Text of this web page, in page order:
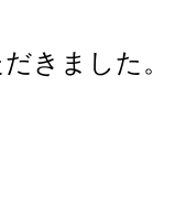
きました。